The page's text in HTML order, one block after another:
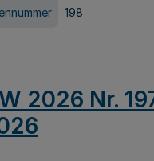
198
2026 Nr.